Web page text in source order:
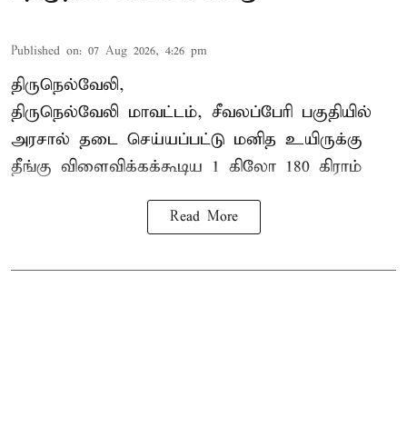
Published on: 07 Aug 2026, 4:26 pm
திருநெல்வேலி,
திருநெல்வேலி மாவட்டம், சீவலப்பேரி பகுதியில்
அரசால் தடை செய்யப்பட்டு மனித உயிருக்கு
தீங்கு விளைவிக்கக்கூடிய 1 கிலோ 180 கிராம்
Read More